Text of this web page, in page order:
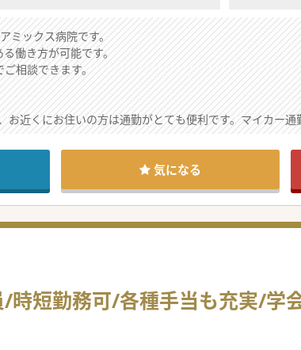
ミックス病院です。
働き方が可能です。
相談できます。
近くにお住いの方は通勤がとても便利です。マイカー通
名、30代1名)で運営しております。院長先生はとても穏
歓迎致します。定年後のセカンドキャリアをお考えの
学校等、幅広いく運営を展開するグループですので経
病院です。急性期病院の後方支援を担っています。
宅診療にも力を入れていく予定です。
取得しやすい環境ですので、お子さんの行事も参加しや
気になる
/時短勤務可/各種手当も充実/学